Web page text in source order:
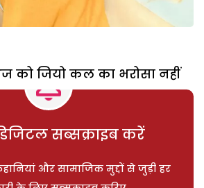
को जियो कल का भरोसा नहीं
सब्सक्राइब करें
और सामाजिक मुद्दों से जुड़ी हर